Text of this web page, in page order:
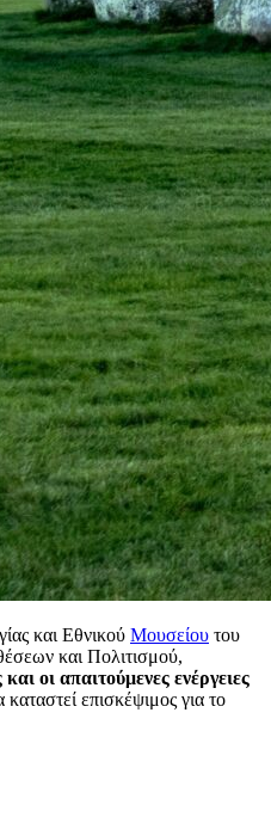
και Εθνικού Μουσείου του
και Πολιτισμού,
οι απαιτούμενες ενέργειες
επισκέψιμος για το